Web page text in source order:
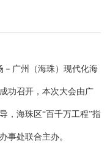
－广州（海珠）现代化海
功召开，本次大会由广
，海珠区“百千万工程”指
事处联合主办。